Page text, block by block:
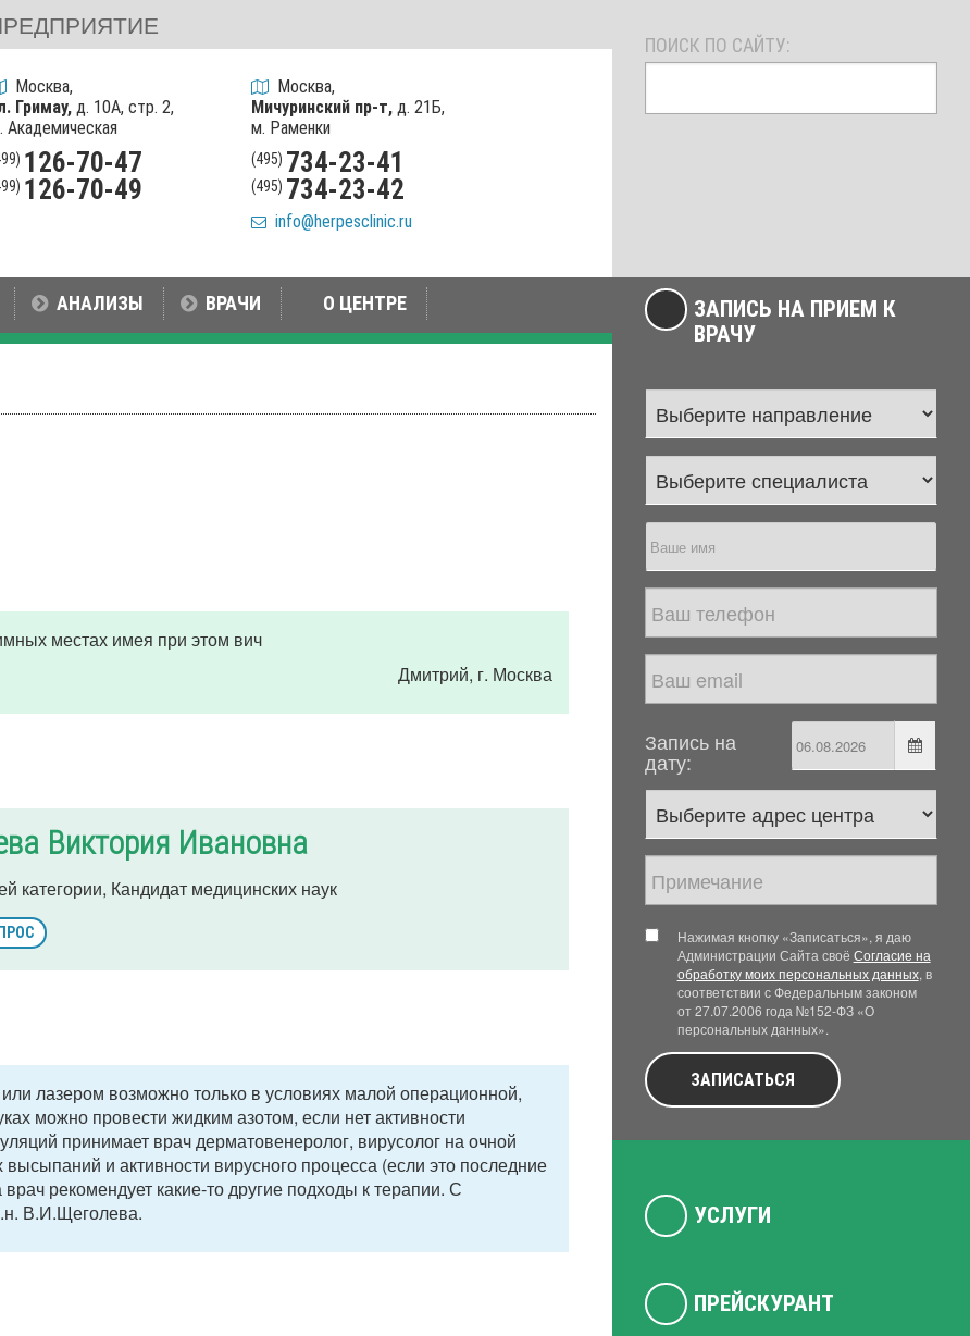
Москва,
Гримау,д. 10А, стр. 2,
Академическая
126-70-47
126-70-49
Москва,
Мичуринский пр-т, д. 21Б,
м. Раменки
(495) 734-23-41
(495) 734-23-42
info@herpesclinic.ru
ПОИСК ПО САЙТУ:
АНАЛИЗЫ ВРАЧИ О ЦЕНТРЕ
местах имея при этом вич
Дмитрий, г. Москва
Виктория Ивановна
категории, Кандидат медицинских наук
лазером возможно только в условиях малой операционной,
можно провести жидким азотом, если нет активности
принимает врач дерматовенеролог, вирусолог на очной
и активности вирусного процесса (если это последние
рекомендует какие-то другие подходы к терапии. С
В.И.Щеголева.
ЗАПИСЬ НА ПРИЕМ К
ВРАЧУ
Запись на
дату:
Нажимая кнопку «Записаться», я даю
Администрации Сайта своё Согласие на
обработку моих персональных данных, в
соответствии с Федеральным законом
от 27.07.2006 года №152-ФЗ «О
персональных данных».
ЗАПИСАТЬСЯ
УСЛУГИ
ПРЕЙСКУРАНТ